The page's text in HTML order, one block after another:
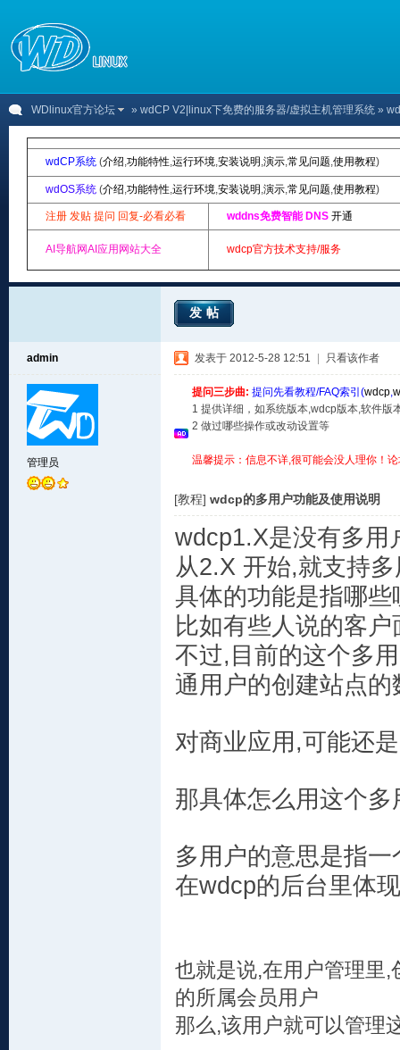
WDlinux官方论坛 » wdCP V2|linux下免费的服务器/虚拟主机管理系统 »
wdCP系统 (介绍,功能特性,运行环境,安装说明 ,演示,常见问题,使用教程)
wdOS系统 (介绍,功能特性,运行环境,安装说明 ,演示,常见问题,使用教程)
注册 发贴 提问 回复-必看必看 wddns免费智能 DNS 开通
AI导航网AI应用网站大全 wdcp官方技术支持/服务
发帖
admin
管理员
发表于 2012-5-28 12:51 只看该作者
提问三步曲: 提问先看教程/FAQ索引(wdcp,
1 提供详细，如系统版本,wdcp版本,软件版
2 做过哪些操作或改动设置等
温馨提示：信息不详,很可能会没人理你！
[教程] wdcp的多用户功能及使用说明
wdcp1.X是没有多用
从2.X 开始,就支持
具体的功能是指哪些
比如有些人说的客
不过,目前的这个多
通用户的创建站点
对商业应用,可能还
那具体怎么用这个多
多用户的意思是指
在wdcp的后台里体
也就是说,在用户管理里,
的所属会员用户
那么,该用户就可以管理